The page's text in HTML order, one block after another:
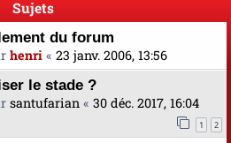
e
Sujets
du forum
henri « 23 janv. 2006, 13:56
le stade ?
santufarian « 30 déc. 2017, 16:04
1 2